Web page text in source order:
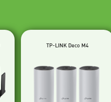
TP-LINK Deco M4